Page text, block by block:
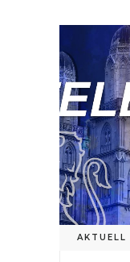
AKTUELL